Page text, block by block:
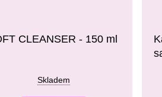
CLEANSER - 150 ml
Skladem